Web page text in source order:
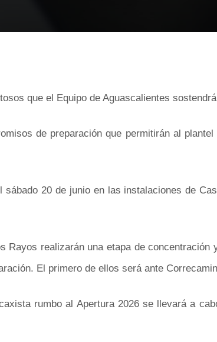
que el Equipo de Aguascalientes
de preparación que permitirán al
20 de junio en las instalaciones de
Rayos realizarán una etapa de
El primero de ellos será ante
rumbo al Apertura 2026 se llevará a